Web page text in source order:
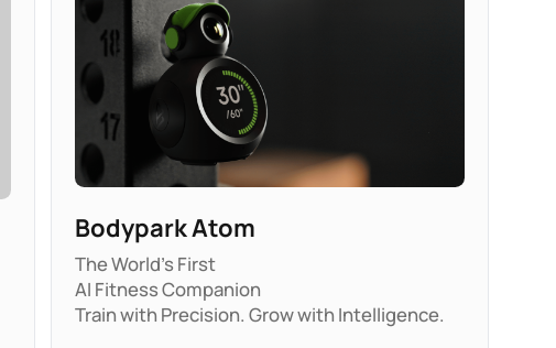
Bodypark Atom
The World's First
AI Fitness Companion
Train with Precision. Grow with Intelligence.